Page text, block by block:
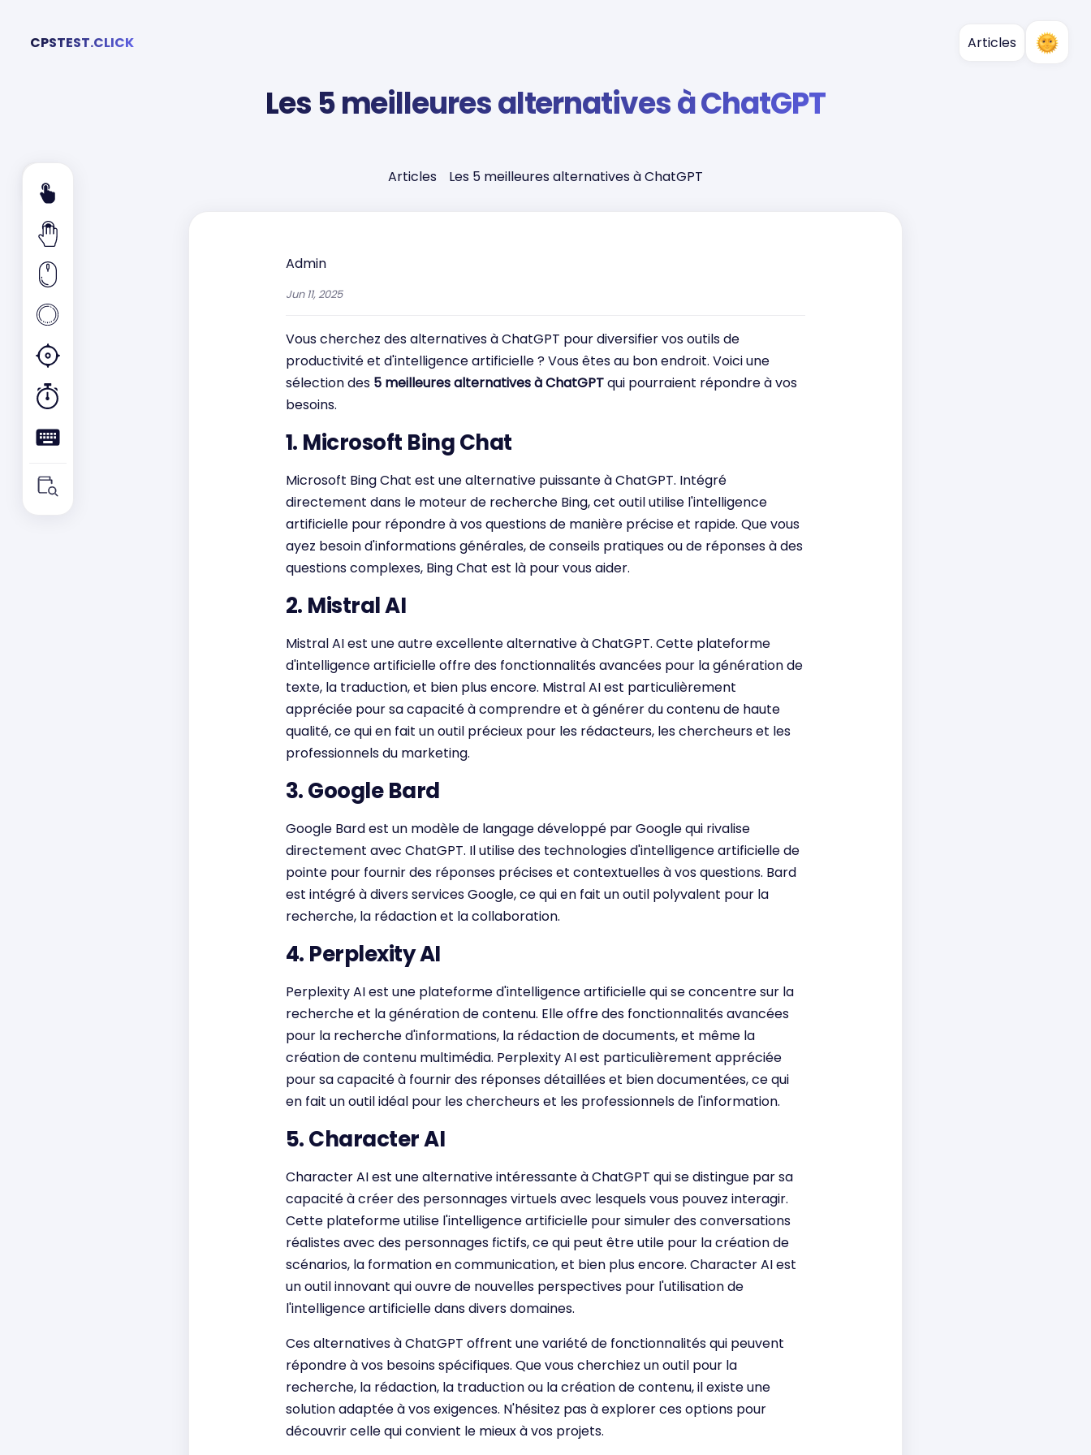
CPSTEST.CLICK Articles
Les 5 meilleures alternatives à ChatGPT
Articles Les 5 meilleures alternatives à ChatGPT
Admin
Jun 11, 2025
Vous cherchez des alternatives à ChatGPT pour diversifier vos outils de
productivité et d'intelligence artificielle ? Vous êtes au bon endroit. Voici une
sélection des 5 meilleures alternatives à ChatGPTqui pourraient répondre à vos
besoins.
1. Microsoft Bing Chat
Microsoft Bing Chat est une alternative puissante à ChatGPT. Intégré
directement dans le moteur de recherche Bing, cet outil utilise l'intelligence
artificielle pour répondre à vos questions de manière précise et rapide. Que vous
ayez besoin d'informations générales, de conseils pratiques ou de réponses à des
questions complexes, Bing Chat est là pour vous aider.
2. Mistral AI
Mistral AI est une autre excellente alternative à ChatGPT. Cette plateforme
d'intelligence artificielle offre des fonctionnalités avancées pour la génération de
texte, la traduction, et bien plus encore. Mistral AI est particulièrement
appréciée pour sa capacité à comprendre et à générer du contenu de haute
qualité, ce qui en fait un outil précieux pour les rédacteurs, les chercheurs et les
professionnels du marketing.
3. Google Bard
Google Bard est un modèle de langage développé par Google qui rivalise
directement avec ChatGPT. Il utilise des technologies d'intelligence artificielle de
pointe pour fournir des réponses précises et contextuelles à vos questions. Bard
est intégré à divers services Google, ce qui en fait un outil polyvalent pour la
recherche, la rédaction et la collaboration.
4. Perplexity AI
Perplexity AI est une plateforme d'intelligence artificielle qui se concentre sur la
recherche et la génération de contenu. Elle offre des fonctionnalités avancées
pour la recherche d'informations, la rédaction de documents, et même la
création de contenu multimédia. Perplexity AI est particulièrement appréciée
pour sa capacité à fournir des réponses détaillées et bien documentées, ce qui
en fait un outil idéal pour les chercheurs et les professionnels de l'information.
5. Character AI
Character AI est une alternative intéressante à ChatGPT qui se distingue par sa
capacité à créer des personnages virtuels avec lesquels vous pouvez interagir.
Cette plateforme utilise l'intelligence artificielle pour simuler des conversations
réalistes avec des personnages fictifs, ce qui peut être utile pour la création de
scénarios, la formation en communication, et bien plus encore. Character AI est
un outil innovant qui ouvre de nouvelles perspectives pour l'utilisation de
l'intelligence artificielle dans divers domaines.
Ces alternatives à ChatGPT offrent une variété de fonctionnalités qui peuvent
répondre à vos besoins spécifiques. Que vous cherchiez un outil pour la
recherche, la rédaction, la traduction ou la création de contenu, il existe une
solution adaptée à vos exigences. N'hésitez pas à explorer ces options pour
découvrir celle qui convient le mieux à vos projets.